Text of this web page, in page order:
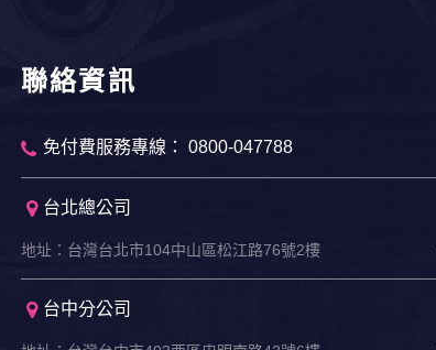
聯絡資訊
免付費服務專線： 0800-047788
台北總公司
地址：台灣台北市104中山區松江路76號2樓
台中分公司